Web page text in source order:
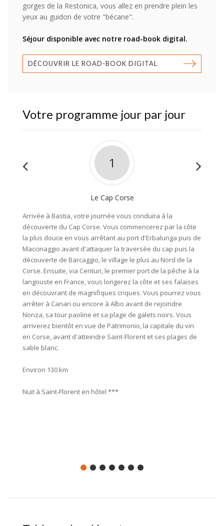
gorges de la Restonica, vous allez en prendre plein les
yeux au guidon de votre "bécane".
Séjour disponible avec notre road-book digital.
DÉCOUVRIR LE ROAD-BOOK DIGITAL
Votre programme jour par jour
1
Le Cap Corse
Arrivée à Bastia, votre journée vous conduira à la
découverte du Cap Corse. Vous commencerez par la côte
la plus douce en vous arrêtant au port d'Erbalunga puis de
Maccinaggio avant d'attaquer la traversée du cap puis la
découverte de Barcaggio, le village le plus au Nord de la
Corse. Ensuite, via Centuri, le premier port de la pêche à la
langouste en France, vous longerez la côte et ses falaises
en découvrant de magnifiques criques. Vous pourrez vous
arrêter à Canari ou encore à Albo avant de rejoindre
Nonza, sa tour paoline et sa plage de galets noirs. Vous
arriverez bientôt en vue de Patrimonio, la capitale du vin
en Corse, avant d'atteindre Saint-Florent et ses plages de
sable blanc.
Environ 130 km
Nuit à Saint-Florent en hôtel ***